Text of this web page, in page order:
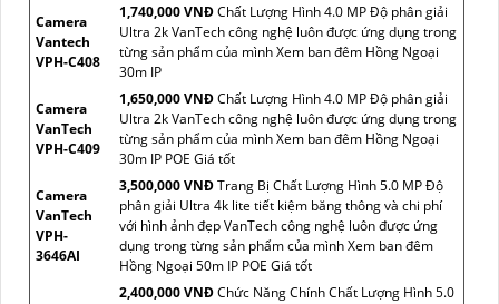
Camera
Vantech
VPH-C408
1,740,000 VNĐChất Lượng Hình 4.0 MP Độ phân giải
Ultra 2k VanTech công nghệ luôn được ứng dụng trong
từng sản phẩm của mình Xem ban đêm Hồng Ngoại
30m IP
Camera
VanTech
VPH-C409
1,650,000 VNĐChất Lượng Hình 4.0 MP Độ phân giải
Ultra 2k VanTech công nghệ luôn được ứng dụng trong
từng sản phẩm của mình Xem ban đêm Hồng Ngoại
30m IP POE Giá tốt
Camera
VanTech
VPH-
3646AI
3,500,000 VNĐTrang Bị Chất Lượng Hình 5.0 MP Độ
phân giải Ultra 4k lite tiết kiệm băng thông và chi phí
với hình ảnh đẹp VanTech công nghệ luôn được ứng
dụng trong từng sản phẩm của mình Xem ban đêm
Hồng Ngoại 50m IP POE Giá tốt
2,400,000 VNĐChức Năng Chính Chất Lượng Hình 5.0